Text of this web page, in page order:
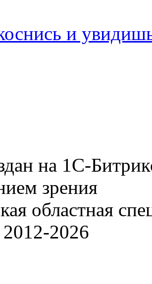
и
на 1С-
зрения
областная
2026